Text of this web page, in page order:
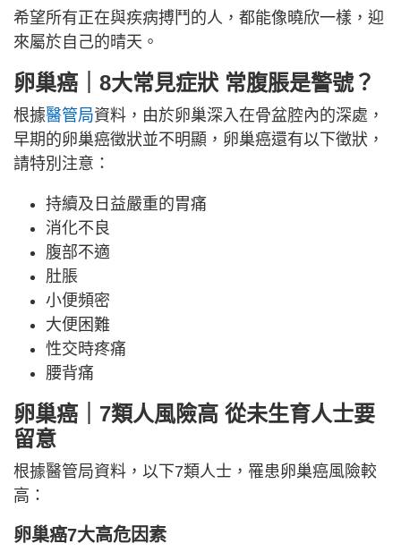
希望所有正在與疾病搏鬥的人，都能像曉欣一樣，迎
來屬於自己的晴天。
卵巢癌｜8大常見症狀 常腹脹是警號？
根據醫管局資料，由於卵巢深入在骨盆腔內的深處，
早期的卵巢癌徵狀並不明顯，卵巢癌還有以下徵狀，
請特別注意：
持續及日益嚴重的胃痛
消化不良
腹部不適
肚脹
小便頻密
大便困難
性交時疼痛
腰背痛
卵巢癌｜7類人風險高 從未生育人士要
留意
根據醫管局資料，以下7類人士，罹患卵巢癌風險較
高：
卵巢癌7大高危因素